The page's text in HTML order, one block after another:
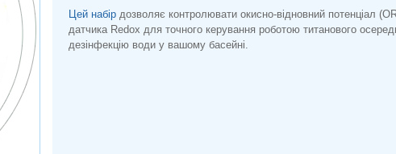
Цей набір дозволяє контролювати окисно-відновний потенціал
датчика Redox для точного керування роботою титанового
дезінфекцію води у вашому басейні.